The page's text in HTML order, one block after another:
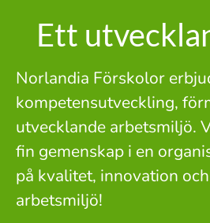
Ett
Norlandia Förskolor
kompetensutveckling,
utvecklande arbetsmiljö.
fin gemenskap i en
på kvalitet, innovation
arbetsmiljö!